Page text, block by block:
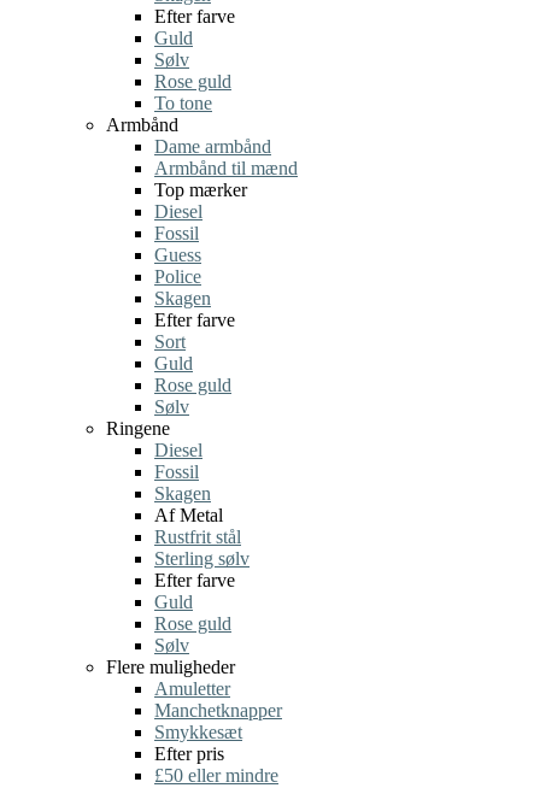
Efter farve
Guld
Sølv
Rose guld
To tone
Armbånd
Dame armbånd
Armbånd til mænd
Top mærker
Diesel
Fossil
Guess
Police
Skagen
Efter farve
Sort
Guld
Rose guld
Sølv
Ringene
Diesel
Fossil
Skagen
Af Metal
Rustfrit stål
Sterling sølv
Efter farve
Guld
Rose guld
Sølv
Flere muligheder
Amuletter
Manchetknapper
Smykkesæt
Efter pris
£50 eller mindre